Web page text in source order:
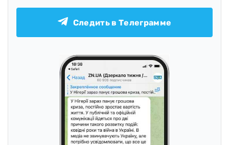
Следить в Телеграмме